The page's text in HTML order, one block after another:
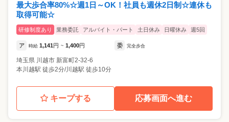
最大歩合率80%☆週1日～OK！社員も週休2日制☆連休も
取得可能☆
研修制度あり 業務委託 アルバイト・パート 土日休み 日曜休み 週5回
ア 時給 1,141円 ~ 1,400円 委 完全歩合
埼玉県 川越市 新富町2-32-6
本川越駅 徒歩2分/川越駅 徒歩10分
キープする 応募画面へ進む